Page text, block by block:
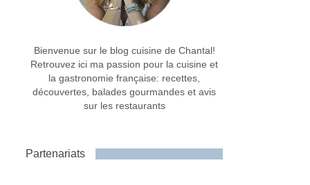
Bienvenue sur le blog cuisine de Chantal!
Retrouvez ici ma passion pour la cuisine et
la gastronomie française: recettes,
découvertes, balades gourmandes et avis
sur les restaurants
Partenariats